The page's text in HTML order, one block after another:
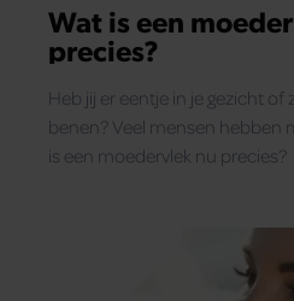
Wat is een
precies?
Heb jij er eentje in je gezicht
benen? Veel mensen hebben
is een moedervlek nu precies?